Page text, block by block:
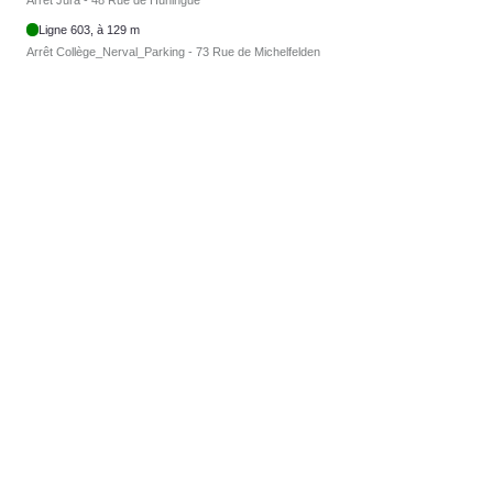
Ligne 603, à 129 m
Arrêt Collège_Nerval_Parking - 73 Rue de Michelfelden